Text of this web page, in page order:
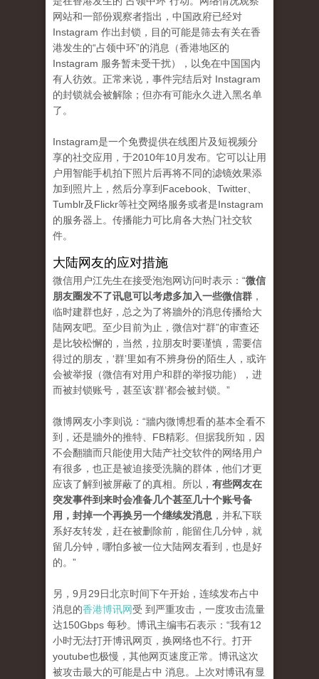
网站和一部份观察者指出，中国政府已经对
Instagram 作出封锁，目的可能是筛去有关在香
港发生的“占领中环”的消息（香港地区的
Instagram 服务暂未受干扰），以免在中国国内
有人彷效。正常来说，事件完结后对 Instagram
的封锁就会被解除；但亦有可能永久进入黑名单
了。
Instagram是一个免费提供在线图片及短视频分
享的社交应用，于2010年10月发布。它可以让用
户用智能手机拍下照片后再将不同的滤镜效果添
加到照片上，然后分享到Facebook、Twitter、
Tumblr及Flickr等社交网络服务或者是Instagram
的服务器上。传播能力可比肩各大热门社交软
件。
大陆网友的应对措施
微信用户江先生在接受泡泡网访问时表示：“微信
朋友圈发不了讯息可以考虑多加入一些微信群 ，
临时建群也好，总之为了将牆外的消息传播给大
陆网友吧。至少目前为止，微信对“群”的审查还
是比较松懈的，当然，拉朋友时要谨慎，需要信
得过的朋友，‘群’里如有不辨身份的陌生人，或许
会被举报（微信有对用户和群的举报功能），进
而被封锁账号，甚至该‘群’都会被封锁。”
微博网友小李则说：“牆内微博想看的基本全看不
到，还是牆外的推特、FB精彩。但据我所知，因
不会翻牆而只能使用大陆产社交软件的网络用户
有很多，也正是被迫接受洗脑的群体，他们才更
应该了解到被屏蔽了的真相。所以， 有些网友在
突发事件到来时会准备几个甚至几十个账号备
用，封掉一个再换另一个继续发消息 ，并私下联
系好友转发，赶在被删除前，能留住几分钟，就
留几分钟，哪怕多被一位大陆网友看到，也是好
的。”
另，9月29日北京时间下午开始，连续发布占中
消息的香港博讯网受 到严重攻击，一度攻击流量
达150Gbps 每秒。博讯主编韦石表示：“我有12
小时无法打开博讯网页，换网络也不行。打开
youtube也极慢，其他网页速度正常。博讯这次
被攻击最大的可能是占中 消息。上次对博讯有显